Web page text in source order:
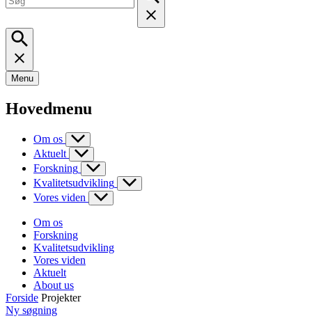
Menu
Hovedmenu
Om os
Aktuelt
Forskning
Kvalitetsudvikling
Vores viden
Om os
Forskning
Kvalitetsudvikling
Vores viden
Aktuelt
About us
Forside Projekter
Ny søgning